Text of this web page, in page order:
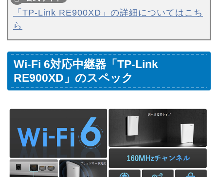
「TP-Link RE900XD」の詳細についてはこち
ら
Wi-Fi 6対応中継器「TP-Link
RE900XD」のスペック